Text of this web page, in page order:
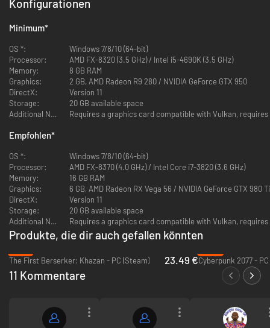
Mit einem noch größeren Arsenal an Waffen, Rüstungen, Fähigkeiten,
Implantaten und Drohnen kannst du deinen Charakter individuell
ausrüsten und dich einer noch größeren und abwechslungsreicheren Welt
überleben und gleichzeitig alle verborgenen Geheimnisse zu lüften.
Um zu überleben, musst du die riesige, in Trümmern liegende Stadt
Jericho City erkunden. In zahllosen ebenso brutalen wie gnadenlosen
Kämpfen trittst du gegen schreckliche Gegner an, denen du Gliedmaßen
abtrennst, um ihnen ihre wertvolle Ausrüstung abzunehmen, die dich
aufnehmen kannst, die in der Stadt auf dich lauern.
Konfigurationen
Minimum*
OS *:
Windows 7/8/10 (64-bit)
Processor:
AMD FX-8320 (3.5 GHz) / Intel i5-4690K (3.5 GHz)
Memory:
8 GB RAM
Graphics:
2 GB, AMD Radeon R9 280 / NVIDIA GeForce GTX 950
DirectX:
Version 11
Storage:
20 GB available space
Additional Notes:
Requires a graphics card compatible with Vulkan,
Empfohlen*
OS *:
Windows 7/8/10 (64-bit)
Processor:
AMD FX-8370 (4.0 GHz) / Intel Core i7-3820 (3.6 GHz)
Memory:
16 GB RAM
Graphics:
6 GB, AMD Radeon RX Vega 56 / NVIDIA GeForce GTX 980 Ti
DirectX:
Version 11
Storage:
20 GB available space
Additional Notes:
Requires a graphics card compatible with Vulkan,
Produkte, die dir auch gefallen könnten
The First Berserker: Khazan - PC (Steam)
23.49 €Cyberpunk 2077 - PC
11 Kommentare